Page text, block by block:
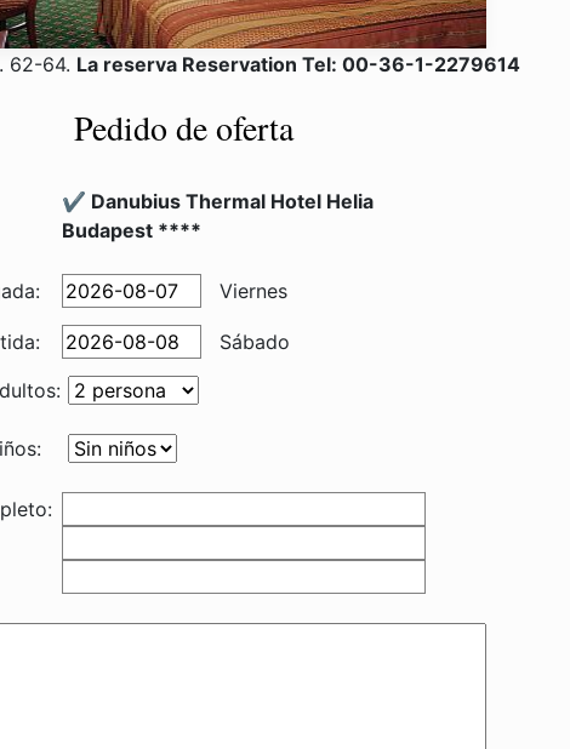
62-64. La reserva Reservation Tel: 00-36-1-2279614
Pedido de oferta
✔️ Danubius Thermal Hotel Helia
Budapest ****
Viernes
Sábado